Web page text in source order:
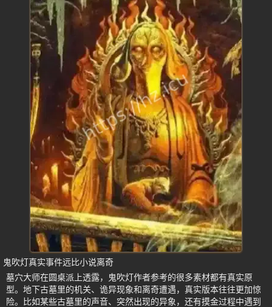
鬼吹灯真实事件远比小说离奇
墓穴大师在圆桌派上透露，鬼吹灯作者参考的很多素材都有真实原
型。地下古墓里的机关、诡异现象和离奇遭遇，真实版本往往更加惊
险。比如某些古墓里的声音、突然出现的异象，还有摸金过程中遇到